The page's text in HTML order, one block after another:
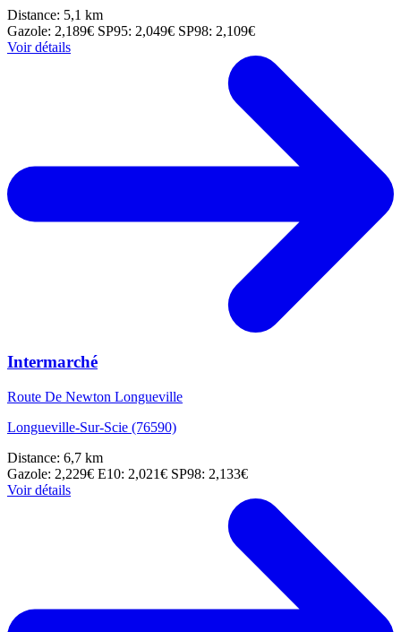
Distance: 5,1 km
Gazole: 2,189€ SP95: 2,049€ SP98: 2,109€
Voir détails
Intermarché
Route De Newton Longueville
Longueville-Sur-Scie (76590)
Distance: 6,7 km
Gazole: 2,229€ E10: 2,021€ SP98: 2,133€
Voir détails